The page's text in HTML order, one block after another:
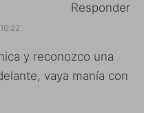
y reconozco una
vaya manía con
Responder